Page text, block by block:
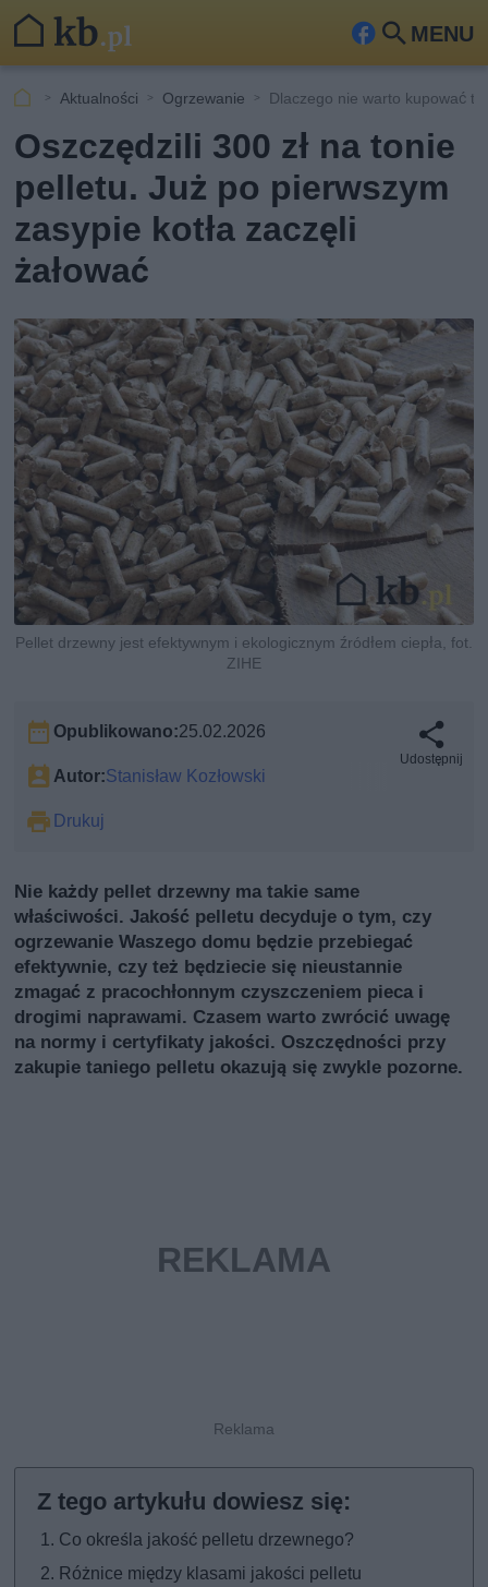
MENU
Fa
ook
Szu
Aktualności Ogrzewanie Dlaczego nie warto kupować
Oszczędzili 300 zł na tonie
pelletu. Już po pierwszym
zasypie kotła zaczęli
żałować
Pellet drzewny jest efektywnym i ekologicznym źródłem ciepła, fot.
ZIHE
Opublikowano:25.02.2026
Autor:Stanisław Kozłowski
Drukuj
Udostępnij
Nie każdy pellet drzewny ma takie same
właściwości. Jakość pelletu decyduje o tym, czy
ogrzewanie Waszego domu będzie przebiegać
efektywnie, czy też będziecie się nieustannie
zmagać z pracochłonnym czyszczeniem pieca i
drogimi naprawami. Czasem warto zwrócić uwagę
na normy i certyfikaty jakości. Oszczędności przy
zakupie taniego pelletu okazują się zwykle pozorne.
Co określa jakość pelletu drzewnego?
Różnice między klasami jakości pelletu